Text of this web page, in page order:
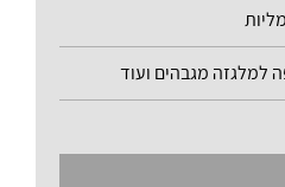
למלגזה מגבהים ועוד